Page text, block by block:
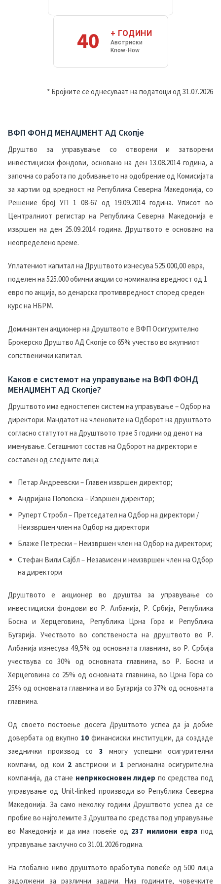
40 + ГОДИНИ
Австриски
Know-How
* Бројките се однесуваат на податоци од 31.07.2026
ВФП ФОНД МЕНАЏМЕНТ АД Скопје
Друштво за управување со отворени и затворени
инвестициски фондови, основано на ден 13.08.2014 година, а
започна со работа по добивањето на одобрение од Комисијата
за хартии од вредност на Република Северна Македонија, со
Решение брoj УП 1 08-67 од 19.09.2014 година. Уписот во
Централниот регистар на Република Северна Македонија е
извршен на ден 25.09.2014 година. Друштвото е основано на
неопределено време.
Уплатениот капитал на Друштвото изнесува 525.000,00 евра,
поделен на 525.000 обични акции со номинална вредност од 1
евро по акција, во денарска противвредност според среден
курс на НБРМ.
Доминантен акционер на Друштвото е ВФП Осигурително
Брокерско Друштво АД Скопје со 65% учество во вкупниот
сопственички капитал.
Каков е системот на управување на ВФП ФОНД
МЕНАЏМЕНТ АД Скопје?
Друштвото има едностепен систем на управување – Одбор на
директори. Мандатот на членовите на Одборот на друштвото
согласно статутот на Друштвото трае 5 години од денот на
именување. Сегашниот состав на Одборот на директори е
составен од следните лица:
Петар Андреевски – Главен извршен директор;
Андријана Поповска – Извршен директор;
Руперт Стробл – Претседател на Одбор на директори /
Неизвршен член на Одбор на директори
Блаже Петрески – Неизвршен член на Одбор на директори;
Стефан Вили Сајбл – Независен и неизвршен член на Одбор
на директори
Друштвото е акционер во друштва за управување со
инвестициски фондови во Р. Албанија, Р. Србија, Република
Босна и Херцеговина, Република Црна Гора и Република
Бугарија. Учеството во сопственоста на друштвото во Р.
Албанија изнесува 49,5% од основната главнина, во Р. Србија
учествува со 30% од основната главнина, во Р. Босна и
Херцеговина со 25% од основната главнина, во Црна Гора со
25% од основната главнина и во Бугарија со 37% од основната
главнина.
Од своето постоење досега Друштвото успеа да ја добие
довербата од вкупно 10 финансиски институции, да создаде
заеднички производ со 3 многу успешни осигурителни
компани, од кои 2австриски и 1 регионална осигурителна
компанија, да стане неприкосновен лидер по средства под
управување од Unit-linked производи во Република Северна
Македонија. За само неколку години Друштвото успеа да се
пробие во најголемите 3 Друштва по средства под управување
во Македонија и да има повеќе од 237 милиони евра под
управување заклучно со 31.01.2026 година.
На глобално ниво друштвото вработува повеќе од 500 лица
задолжени за различни задачи. Низ годините, човечките